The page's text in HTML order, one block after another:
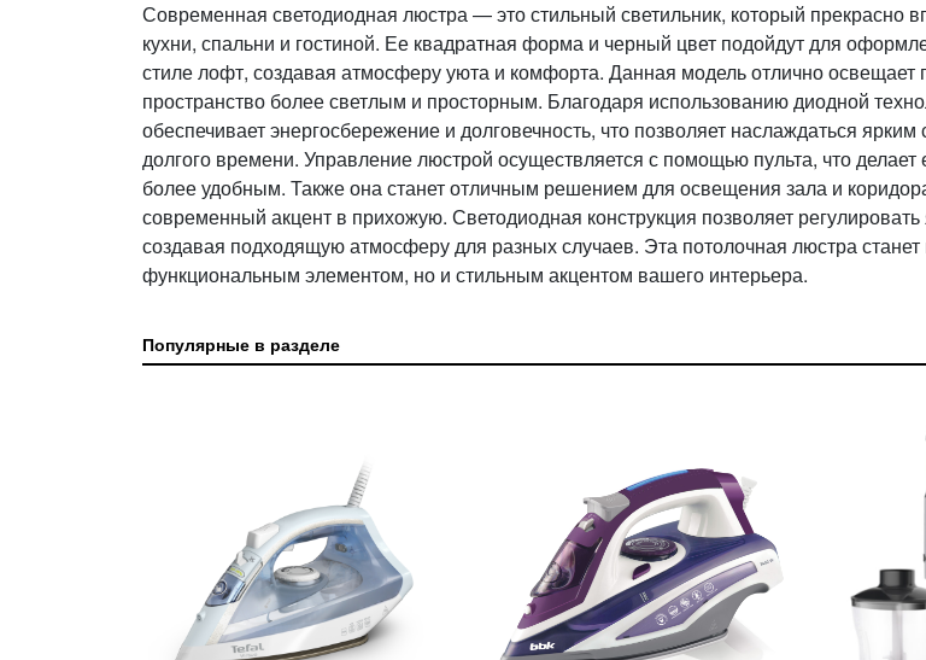
Современная светодиодная люстра — это стильный светильник, который прекрасно
кухни, спальни и гостиной. Ее квадратная форма и черный цвет подойдут для
стиле лофт, создавая атмосферу уюта и комфорта. Данная модель отлично освещает
пространство более светлым и просторным. Благодаря использованию диодной
обеспечивает энергосбережение и долговечность, что позволяет наслаждаться
долгого времени. Управление люстрой осуществляется с помощью пульта, что
более удобным. Также она станет отличным решением для освещения зала и
современный акцент в прихожую. Светодиодная конструкция позволяет регулировать
создавая подходящую атмосферу для разных случаев. Эта потолочная люстра станет
функциональным элементом, но и стильным акцентом вашего интерьера.
Популярные в разделе